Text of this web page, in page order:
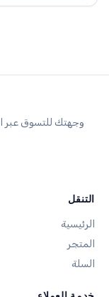
التنقل
الرئيسية
المتجر
السلة